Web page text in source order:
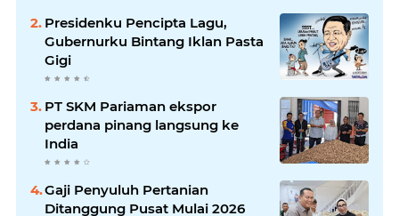
Presidenku Pencipta Lagu,
Gubernurku Bintang Iklan Pasta
Gigi
PT SKM Pariaman ekspor
perdana pinang langsung ke
India
Gaji Penyuluh Pertanian
Ditanggung Pusat Mulai 2026